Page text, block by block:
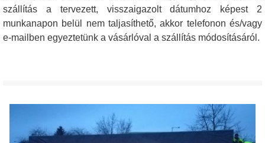
szállítás a tervezett, visszaigazolt dátumhoz képest 2
munkanapon belül nem taljasíthető, akkor telefonon és/vagy
e-mailben egyeztetünk a vásárlóval a szállítás módosításáról.